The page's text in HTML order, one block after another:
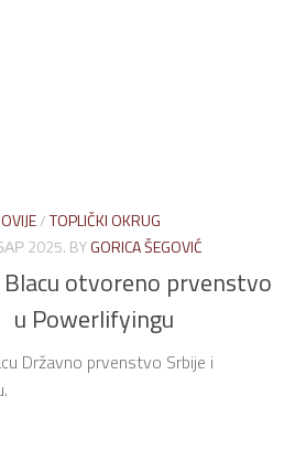
/TOPLIČKI OKRUG
2025. BYGORICA ŠEGOVIĆ
Blacu otvoreno prvenstvo
u Powerlifyingu
Državno prvenstvo Srbije i